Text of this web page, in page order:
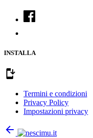
INSTALLA
install_mobile
Termini e condizioni
Privacy Policy
Impostazioni privacy
arrow_back